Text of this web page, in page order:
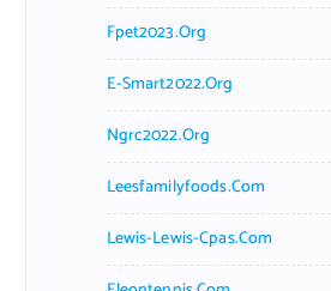
Fpet2023.org
E-Smart2022.org
Ngrc2022.org
Leesfamilyfoods.com
Lewis-Lewis-Cpas.com